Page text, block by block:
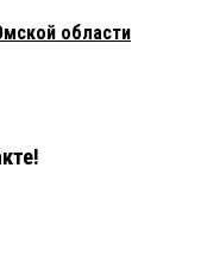
области